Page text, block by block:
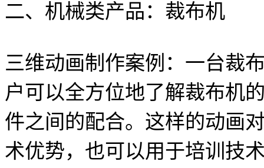
二、机械类产品：裁布机
三维动画制作案例：一台裁
户可以全方位地了解裁布机
件之间的配合。这样的动画
术优势，也可以用于培训技